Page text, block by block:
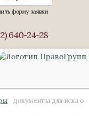
форму заявки
640-24-28
документы для иска о